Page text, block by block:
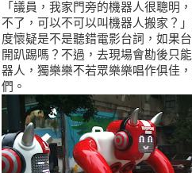
「議員，我家門旁的機器人很聰明
不了，可以不可以叫機器人搬家？
度懷疑是不是聽錯電影台詞，如果
開趴踢嗎？不過，去現場會勘後只
器人，獨樂樂不若眾樂樂唱作俱佳
們。